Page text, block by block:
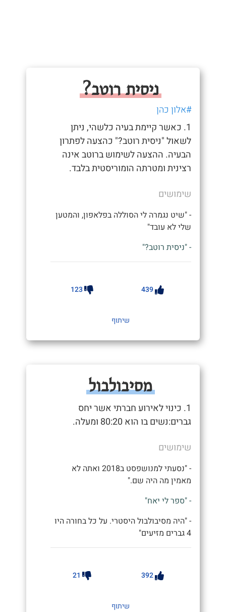
ניסית רוטב?
#אלון כהן
1. כאשר קיימת בעיה כלשהי, ניתן
לשאול "ניסית רוטב?" כהצעה לפתרון
הבעיה. ההצעה לשימוש ברוטב אינה
רצינית ומטרתה הומוריסטית בלבד.
שימושים
- "שיט נגמרה לי הסוללה בפלאפון, והמטען
שלי לא עובד"
- "ניסית רוטב?"
439
123
שיתוף
מסיבולבול
1. כינוי לאירוע חברתי אשר יחס
גברים:נשים בו הוא 80:20 ומעלה.
שימושים
- "נסעתי למנושפסט ב2018 ואתה לא
מאמין מה היה שם."
- "ספר לי יאח"
- "היה מסיבולבול היסטרי. על כל בחורה היו
4 גברים מזיעים"
392
21
שיתוף